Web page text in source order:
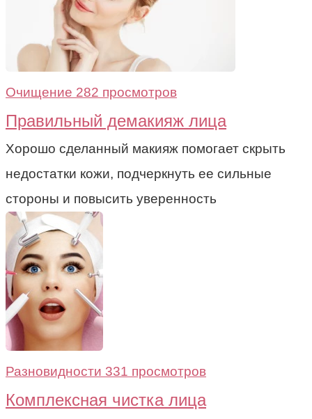
Очищение 282 просмотров
Правильный демакияж лица
Хорошо сделанный макияж помогает скрыть
недостатки кожи, подчеркнуть ее сильные
стороны и повысить уверенность
Разновидности 331 просмотров
Комплексная чистка лица